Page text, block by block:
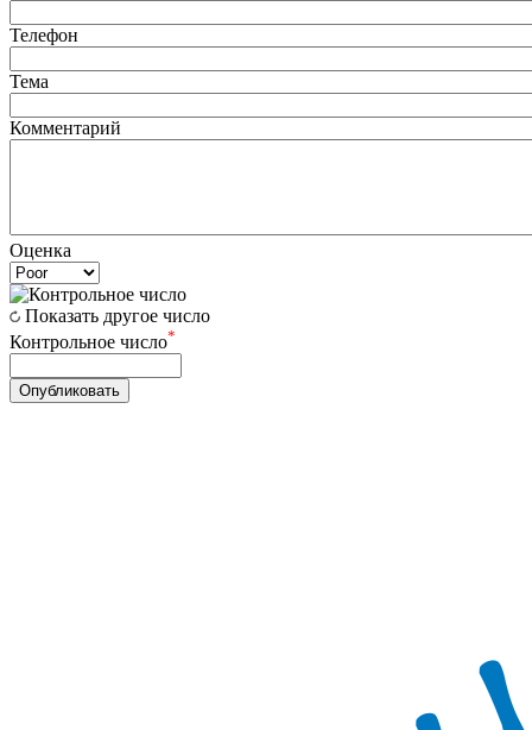
Телефон
Тема
Комментарий
Оценка
Показать другое число
Контрольное число*